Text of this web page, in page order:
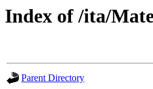
Index of /ita/
Parent Directory